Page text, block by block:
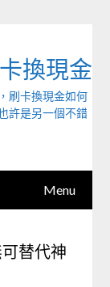
換現金
刷卡換現金如何
許是另一個不錯
Menu
替代神